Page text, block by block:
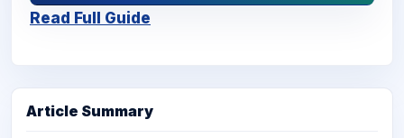
Read Full Guide
Article Summary